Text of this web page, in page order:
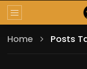
Home Posts